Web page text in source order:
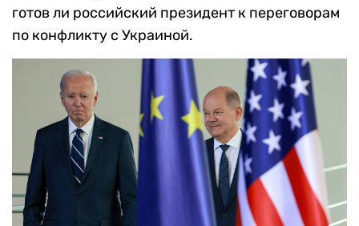
готов ли российский президент к переговорам
по конфликту с Украиной.